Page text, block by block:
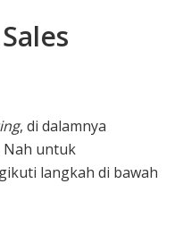
, di dalamnya
untuk
langkah di bawah